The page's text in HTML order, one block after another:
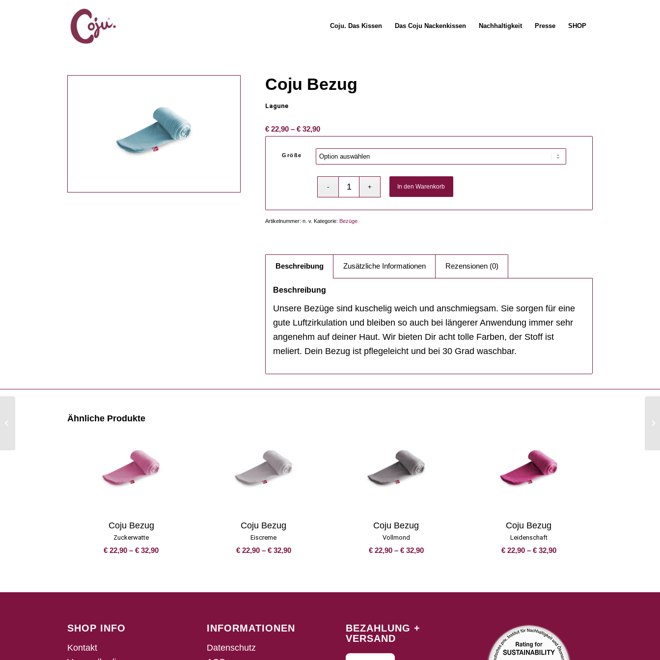
Coju. Das Kissen Das Coju Nackenkissen Nachhaltigkeit Presse SHOP
Coju Bezug
Lagune
€ 22,90 –€ 32,90Preisspanne:
€ 22,90
bis
€ 32,90
Größe
In den Warenkorb
Artikelnummer:n. v. Kategorie: Bezüge
Beschreibung Zusätzliche Informationen Rezensionen (0)
Beschreibung
Unsere Bezüge sind kuschelig weich und anschmiegsam. Sie sorgen für eine
gute Luftzirkulation und bleiben so auch bei längerer Anwendung immer sehr
angenehm auf deiner Haut. Wir bieten Dir acht tolle Farben, der Stoff ist
meliert. Dein Bezug ist pflegeleicht und bei 30 Grad waschbar.
Ähnliche Produkte
Coju Bezug
Zuckerwatte
€ 22,90 – € 32,90Preisspanne:
Coju Bezug
Eiscreme
€22,90 – €32,90Preisspanne:
Coju Bezug
Vollmond
€22,90 – €32,90Preisspanne:
Coju Bezug
Leidenschaft
€22,90 – €32,90Preisspanne:
SHOP INFO
Kontakt
INFORMATIONEN
Datenschutz
BEZAHLUNG +
VERSAND